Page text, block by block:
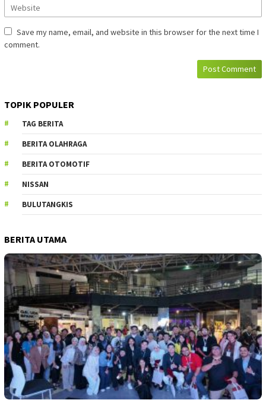
Save my name, email, and website in this browser for the next time I
comment.
TOPIK POPULER
TAG BERITA
BERITA OLAHRAGA
BERITA OTOMOTIF
NISSAN
BULUTANGKIS
BERITA UTAMA